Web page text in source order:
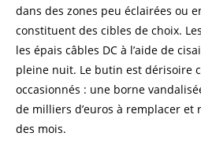
dans des zones peu éclairées ou
constituent des cibles de choix.
les épais câbles DC à l’aide de
pleine nuit. Le butin est dérisoire
occasionnés : une borne
de milliers d’euros à remplacer
des mois.